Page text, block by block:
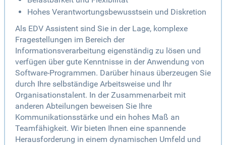
Hohes Verantwortungsbewusstsein und Diskretion
Als EDV Assistent sind Sie in der Lage, komplexe
Fragestellungen im Bereich der
Informationsverarbeitung eigenständig zu lösen und
verfügen über gute Kenntnisse in der Anwendung von
Software-Programmen. Darüber hinaus überzeugen Sie
durch Ihre selbständige Arbeitsweise und Ihr
Organisationstalent. In der Zusammenarbeit mit
anderen Abteilungen beweisen Sie Ihre
Kommunikationsstärke und ein hohes Maß an
Teamfähigkeit. Wir bieten Ihnen eine spannende
Herausforderung in einem dynamischen Umfeld und